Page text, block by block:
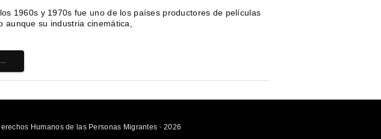
1960s y 1970s fue uno de los países productores de películas
aunque su industria cinemática,
Humanos de las Personas Migrantes · 2026